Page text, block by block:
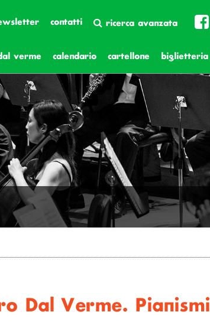
contatti ricerca avanzata
verme calendario cartellone biglietteria
Dal Verme. Pianismi